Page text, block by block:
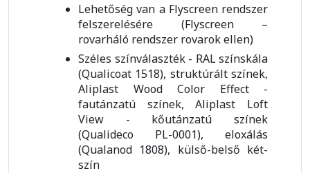
Lehetőség van a Flyscreen rendszer
felszerelésére (Flyscreen –
rovarháló rendszer rovarok ellen)
Széles színválaszték - RAL színskála
(Qualicoat 1518), struktúrált színek,
Aliplast Wood Color Effect -
fautánzatú színek, Aliplast Loft
View - kőutánzatú színek
(Qualideco PL-0001), eloxálás
(Qualanod 1808), külső-belső két-
szín